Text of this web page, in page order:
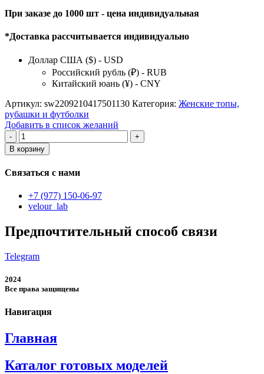
При заказе до 1000 шт - цена индивидуальная
*Доставка рассчитывается индивидуально
Доллар США ($) - USD
Российский рубль (₽) - RUB
Китайский юань (¥) - CNY
Артикул: sw2209210417501130 Категория: Женские топы,
рубашки и футболки
Добавить в список желаний
Количество
товара
женские
В корзину
Связаться с нами
+7 (977) 150-06-97
velour_lab
Предпочтительный способ связи
Telegram
2024
Все права защищены
Навигация
Главная
Каталог готовых моделей